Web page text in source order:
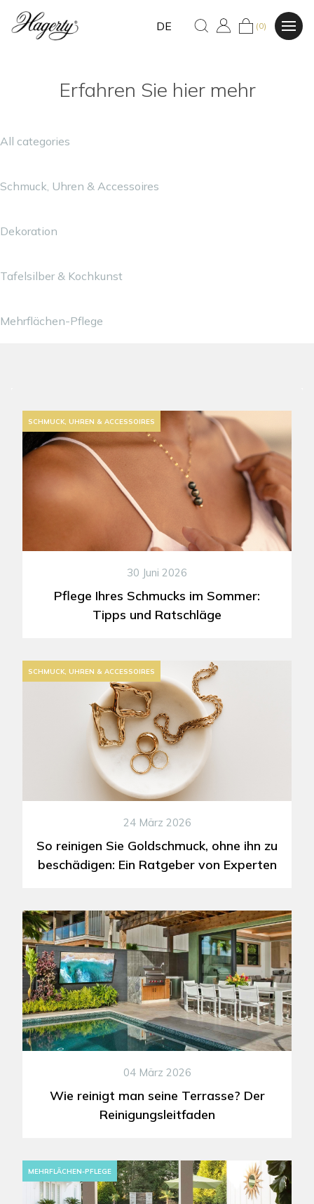
DE (0)
Erfahren Sie hier mehr
All categories
Schmuck, Uhren & Accessoires
Dekoration
Tafelsilber & Kochkunst
Mehrflächen-Pflege
SCHMUCK, UHREN & ACCESSOIRES
30 Juni 2026
Pflege Ihres Schmucks im Sommer:
Tipps und Ratschläge
SCHMUCK, UHREN & ACCESSOIRES
24 März 2026
So reinigen Sie Goldschmuck, ohne ihn zu
beschädigen: Ein Ratgeber von Experten
04 März 2026
Wie reinigt man seine Terrasse? Der
Reinigungsleitfaden
MEHRFLÄCHEN-PFLEGE